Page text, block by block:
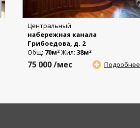
Центральный
набережная канала
Грибоедова, д. 2
Общ: 70м2 Жил: 38м2
Подробнее
75 000/мес